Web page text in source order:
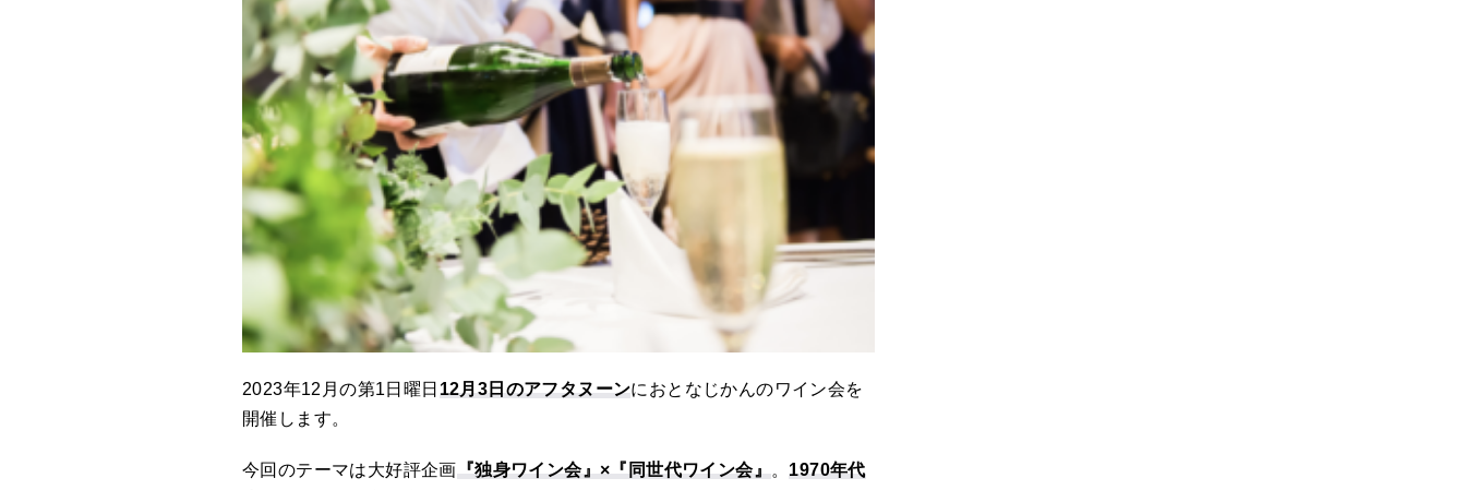
2023年12月の第1日曜日 12月3日のアフタヌーンにおとなじかんのワイン会を
開催します。
今回のテーマは大好評企画『独身ワイン会』×『同世代ワイン会』。1970年代